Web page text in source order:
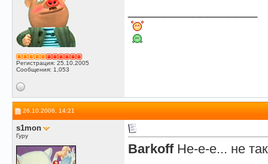
Регистрация: 25.10.2005
Сообщения: 1,053
26.10.2006, 14:21
s1mon
Гуру
Barkoff Не-е-е... не